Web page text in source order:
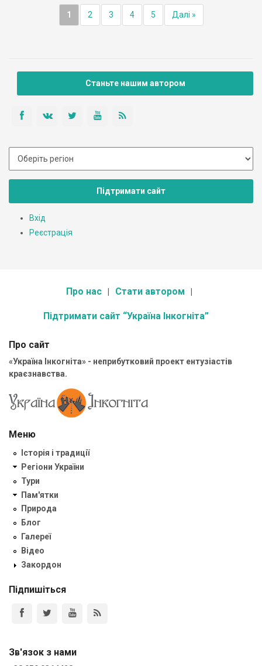
1 2 3 4 5 Далі »
Станьте нашим автором
Підтримати сайт
Вхід
Реєстрація
Про нас Стати автором
Підтримати сайт “Україна Інкогніта”
Про сайт
«Україна Інкогніта» - неприбутковий проект ентузіастів
краєзнавства.
Меню
Історія і традиції
Регіони України
Тури
Пам'ятки
Природа
Блог
Галереї
Відео
Закордон
Підпишіться
Зв'язок з нами